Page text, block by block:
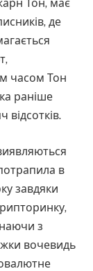
Тон, має
де
часом Тон
раніше
відсотків.
в
завдяки
з
вочевидь